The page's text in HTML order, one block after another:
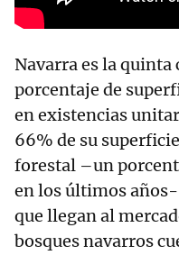
Navarra es la
porcentaje de
en existencias
66% de su
forestal –un
en los últimos
que llegan al
bosques navarros